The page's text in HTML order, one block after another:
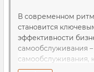
В современном
становится
эффективности
самообслуживания
самообслуживания,
покупателям